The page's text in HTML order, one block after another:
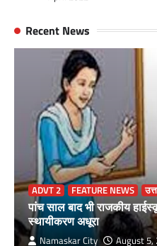
Recent News
ADVT 2 FEATURE NEWS
पांच साल बाद भी राजकीय
स्थायीकरण अधूरा
Namaskar City August 5,